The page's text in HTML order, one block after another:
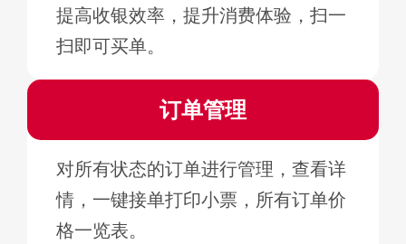
提高收银效率，提升消费体验，扫一
扫即可买单。
订单管理
对所有状态的订单进行管理，查看详
情，一键接单打印小票，所有订单价
格一览表。